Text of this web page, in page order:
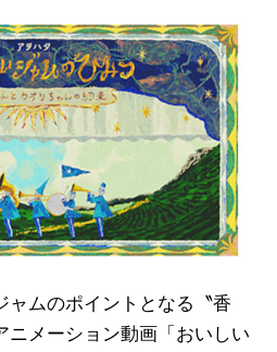
ャムのポイントとなる〝香
ニメーション動画「おいしい